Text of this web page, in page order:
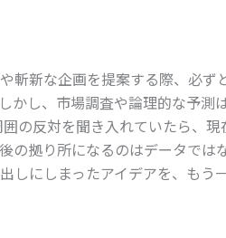
斬新な企画を提案する際、必
かし、市場調査や論理的な予
の反対を聞き入れていたら、
の拠り所になるのはデータで
しにしまったアイデアを、もう